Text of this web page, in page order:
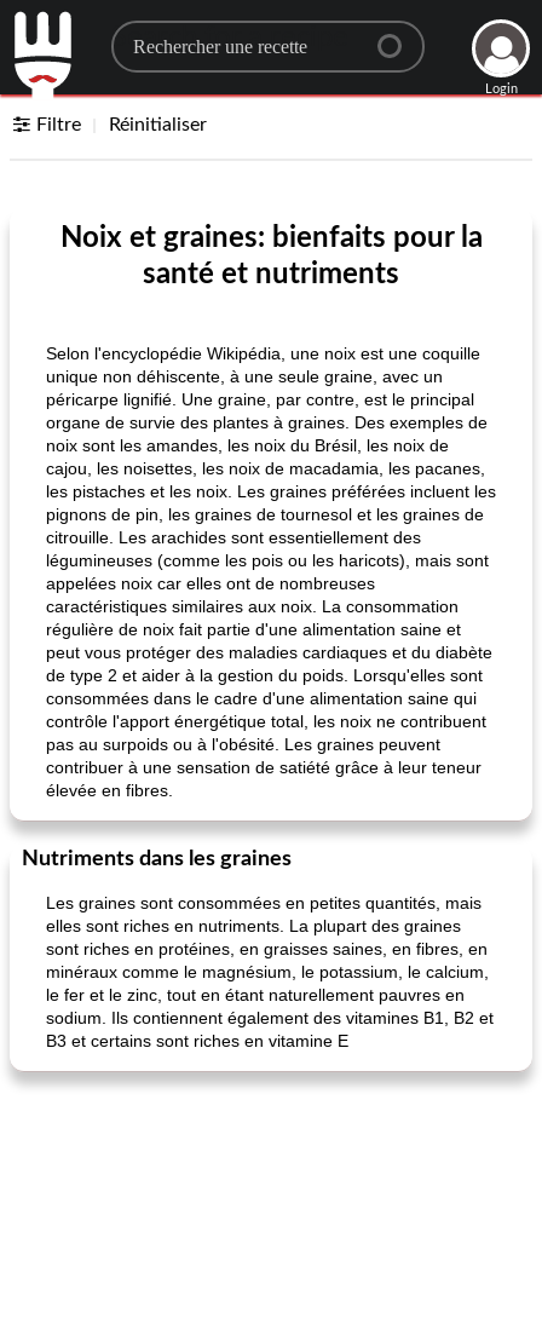
Search for a recipe
Login
Filtre Réinitialiser
Noix et graines: bienfaits pour la
santé et nutriments
Selon l'encyclopédie Wikipédia, une noix est une coquille
unique non déhiscente, à une seule graine, avec un
péricarpe lignifié. Une graine, par contre, est le principal
organe de survie des plantes à graines. Des exemples de
noix sont les amandes, les noix du Brésil, les noix de
cajou, les noisettes, les noix de macadamia, les pacanes,
les pistaches et les noix. Les graines préférées incluent les
pignons de pin, les graines de tournesol et les graines de
citrouille. Les arachides sont essentiellement des
légumineuses (comme les pois ou les haricots), mais sont
appelées noix car elles ont de nombreuses
caractéristiques similaires aux noix. La consommation
régulière de noix fait partie d'une alimentation saine et
peut vous protéger des maladies cardiaques et du diabète
de type 2 et aider à la gestion du poids. Lorsqu'elles sont
consommées dans le cadre d'une alimentation saine qui
contrôle l'apport énergétique total, les noix ne contribuent
pas au surpoids ou à l'obésité. Les graines peuvent
contribuer à une sensation de satiété grâce à leur teneur
élevée en fibres.
Nutriments dans les graines
Les graines sont consommées en petites quantités, mais
elles sont riches en nutriments. La plupart des graines
sont riches en protéines, en graisses saines, en fibres, en
minéraux comme le magnésium, le potassium, le calcium,
le fer et le zinc, tout en étant naturellement pauvres en
sodium. Ils contiennent également des vitamines B1, B2 et
B3 et certains sont riches en vitamine E